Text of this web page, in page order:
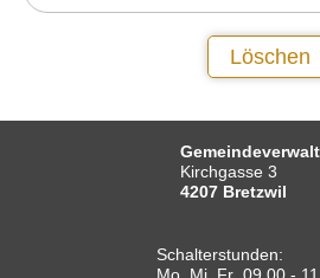
Löschen
Kirchgasse 3
4207 Bretzwil
Schalterstunden: